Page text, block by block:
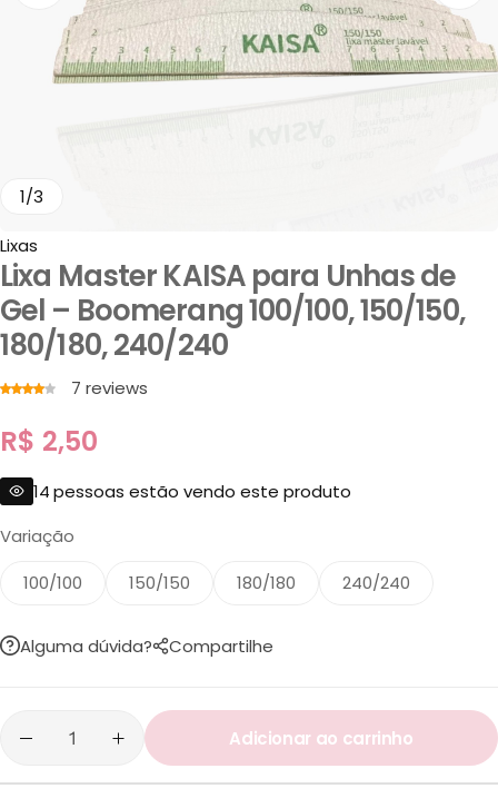
1/3
Lixas
Lixa Master KAISA para Unhas de
Gel – Boomerang 100/100, 150/150,
180/180, 240/240
7 reviews
R$ 2,50
14pessoas estão vendo este produto
Variação
100/100
150/150 180/180 240/240
Alguma dúvida? Compartilhe
Adicionar ao carrinho